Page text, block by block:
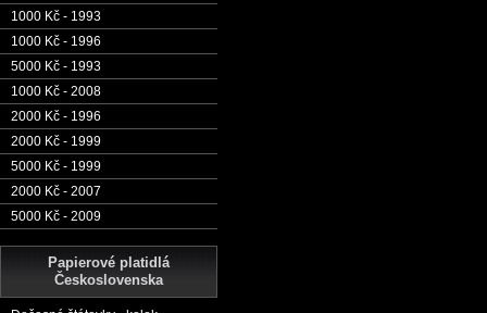
1000 Kč - 1993
1000 Kč - 1996
5000 Kč - 1993
1000 Kč - 2008
2000 Kč - 1996
2000 Kč - 1999
5000 Kč - 1999
2000 Kč - 2007
5000 Kč - 2009
Papierové platidlá
Československa